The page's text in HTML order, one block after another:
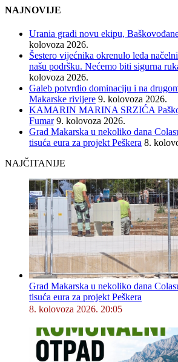
NAJNOVIJE
Urania gradi novu ekipu,
kolovoza 2026.
Šestero vijećnika okrenulo leđa
našu podršku. Nećemo biti sigurna
kolovoza 2026.
Galeb potvrdio dominaciju i na
Makarske rivijere 9. kolovoza 2026.
KAMARIN MARINA SRZIĆA
Fumar 9. kolovoza 2026.
Grad Makarska u nekoliko dana
tisuća eura za projekt Peškera 8.
NAJČITANIJE
Grad Makarska u nekoliko dana
tisuća eura za projekt Peškera
8. kolovoza 2026. 20:05